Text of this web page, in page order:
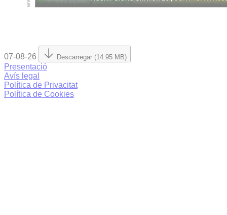
07-08-26 Descarregar (14.95 MB)
Presentació
Avís legal
Política de Privacitat
Política de Cookies